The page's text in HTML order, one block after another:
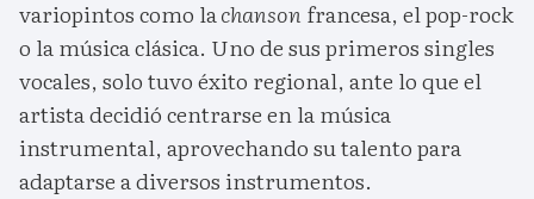
variopintos como lachanson francesa, el pop-rock
o la música clásica. Uno de sus primeros singles
vocales, solo tuvo éxito regional, ante lo que el
artista decidió centrarse en la música
instrumental, aprovechando su talento para
adaptarse a diversos instrumentos.